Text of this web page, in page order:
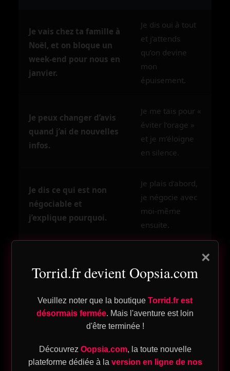
Je vais chez ta famille à
Noël, et on bloque un
week-end pour nous en
janvier.
Je dis oui à tout
et j’attends
qu’on devine
mon
épuisement.
Je peux changer d’avis
quand j’ai de nouvelles
infos.
Je me tais pour «
éviter l’orage »
et je m’éloigne
en silence.
Je dis ce qui est non
négociable et
j’explique pourquoi.
Je plais d’abord,
je négocie avec
moi-même
ensuite.
Ce qui nous retient de
rester vrai: peurs
silencieuses et
×
Torrid.fr devient Oopsia.com
Veuillez noter que la boutique Torrid.fr est
désormais fermée. Mais l'aventure est loin
d'être terminée !
Découvrez Oopsia.com, la toute nouvelle
plateforme dédiée à la version en ligne de nos